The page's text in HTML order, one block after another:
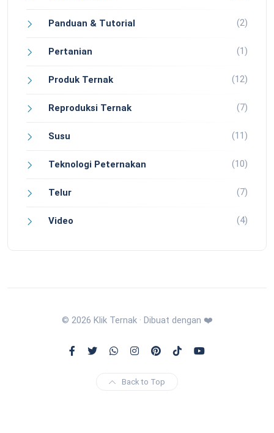
Panduan & Tutorial (2)
Pertanian (1)
Produk Ternak (12)
Reproduksi Ternak (7)
Susu (11)
Teknologi Peternakan (10)
Telur (7)
Video (4)
© 2026 Klik Ternak · Dibuat dengan ❤️
Back to Top